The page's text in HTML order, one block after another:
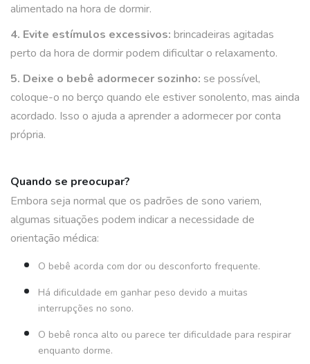
alimentado na hora de dormir.
4. Evite estímulos excessivos: brincadeiras agitadas
perto da hora de dormir podem dificultar o relaxamento.
5. Deixe o bebê adormecer sozinho: se possível,
coloque-o no berço quando ele estiver sonolento, mas ainda
acordado. Isso o ajuda a aprender a adormecer por conta
própria.
Quando se preocupar?
Embora seja normal que os padrões de sono variem,
algumas situações podem indicar a necessidade de
orientação médica:
O bebê acorda com dor ou desconforto frequente.
Há dificuldade em ganhar peso devido a muitas
interrupções no sono.
O bebê ronca alto ou parece ter dificuldade para respirar
enquanto dorme.